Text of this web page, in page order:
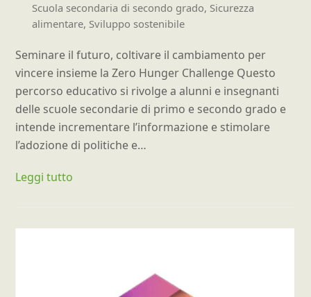
Scuola secondaria di secondo grado, Sicurezza
alimentare, Sviluppo sostenibile
Seminare il futuro, coltivare il cambiamento per
vincere insieme la Zero Hunger Challenge Questo
percorso educativo si rivolge a alunni e insegnanti
delle scuole secondarie di primo e secondo grado e
intende incrementare l’informazione e stimolare
l’adozione di politiche e…
Leggi tutto